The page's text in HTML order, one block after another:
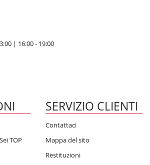
| 16:00 - 19:00
TOP
SERVIZIO CLIENTI
Contattaci
Mappa del sito
Restituzioni